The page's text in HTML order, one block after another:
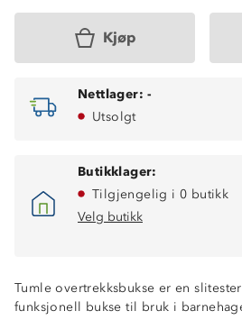
Kjøp
Nettlager: -
Utsolgt
Butikklager:
Tilgjengelig i 0 butikk
Velg butikk
Tumle overtrekksbukse er en
funksjonell bukse til bruk i
Fukttransporterende
ProreTex® 8-5 membran